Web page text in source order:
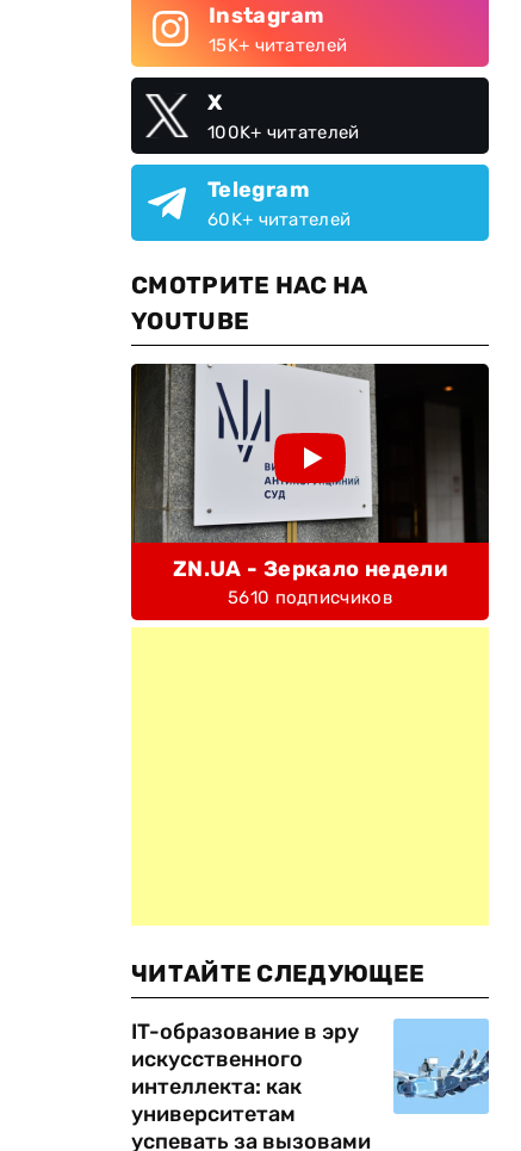
Instagram
15K+ читателей
X
100K+ читателей
Telegram
60K+ читателей
СМОТРИТЕ НАС НА
YOUTUBE
ZN.UA - Зеркало недели
5610 подписчиков
ЧИТАЙТЕ СЛЕДУЮЩЕЕ
IT-образование в эру
искусственного
интеллекта: как
университетам
успевать за вызовами